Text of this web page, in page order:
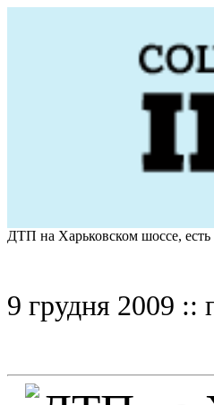
ДТП на Харьковском шоссе,
9 грудня 2009 ::